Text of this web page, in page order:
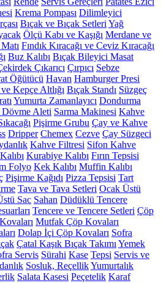
Krema Pompası Dilimleyici
Bıçak ve Bıçak Setleri Yağ
Ölçü Kabı ve Kaşığı Merdane ve
Fındık Kıracağı ve Ceviz Kıracağı
Buz Kalıbı Bıçak Bileyici Masat
Çıkarıcı Çırpıcı Sebze
Öğütücü Havan Hamburger Presi
Kepçe Altlığı Bıçak Standı Süzgeç
Yumurta Zamanlayıcı Dondurma
Dövme Aleti Sarma Makinesi Kahve
Pişirme Grubu Çay ve Kahve
Dripper Chemex Cezve Çay Süzgeci
Kahve Filtresi Sifon Kahve
Kurabiye Kalıbı Fırın Tepsisi
Folyo Kek Kalıbı Muffin Kalıbı
Pişirme Kağıdı Pizza Tepsisi Tart
Tava ve Tava Setleri Ocak Üstü
Sac Sahan Düdüklü Tencere
Tencere ve Tencere Setleri Çöp
Mutfak Çöp Kovaları
Dolap İçi Çöp Kovaları Sofra
Çatal Kaşık Bıçak Takımı Yemek
Servis Sürahi Kase Tepsi Servis ve
Sosluk, ReçellikYumurtalık
Salata Kasesi Peçetelik Karaf